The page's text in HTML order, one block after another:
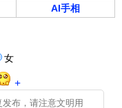
AI手相